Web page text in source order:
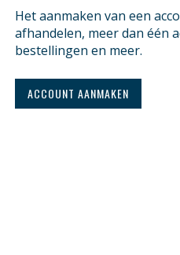
Het aanmaken van een
afhandelen, meer dan één
bestellingen en meer.
ACCOUNT AANMAKEN